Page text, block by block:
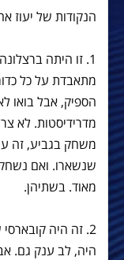
הנקודות של יעוז
1. זו היתה
מתאבדת על כל
הספיק, אבל בואו
מדרידיסטות. לא
משחק בגביע, זה
שנשארו. ואם
מאוד. בשתיהן.
2. זה היה
היה, לב ענק גם.